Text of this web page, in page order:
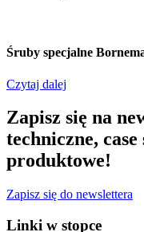
Śruby specjalne
Czytaj dalej
Zapisz się na
techniczne,
produktowe!
Zapisz się do newslettera
Linki w stopce